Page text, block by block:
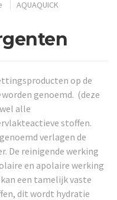
AQUAQUICK
op de
worden genoemd. (deze
alle
stoffen.
verlagen de
De reinigende werking
en apolaire werking
een tamelijk vaste
dit wordt hydratie